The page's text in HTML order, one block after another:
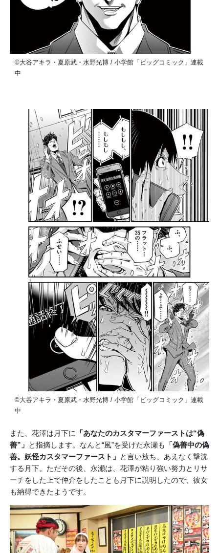
©大谷アキラ・夏原武・水野光博 / 小学館「ビッグコミック」連載
中
©大谷アキラ・夏原武・水野光博 / 小学館「ビッグコミック」連載
中
また、花澤は月下に 「あなたのカスタマーファーストは“偽
善”」 と指摘します。なんと“風”を受けた永瀬も
「偽善中の偽
善。妖怪カスタマーファースト」 と言い放ち、あえなく撃沈
する月下。ただその後、永瀬は、花澤が粘り強い努力とリサ
ーチをした上で仲介をしたことも月下に説明したので、彼女
も納得できたようです。